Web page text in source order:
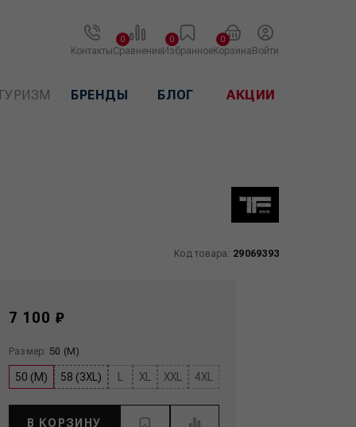
КонтактыСравнение
0
Избранное
0
Корзина
0
Войти
БРЕНДЫ БЛОГ АКЦИИ
Код товара: 29069393
7 100 ₽
Размер: 50 (M)
50 (M) 58 (3XL) XL XXL 4XL
В КОРЗИНУ